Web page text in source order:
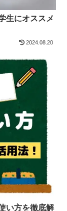
生にオススメ
2024.08.20
い方を徹底解